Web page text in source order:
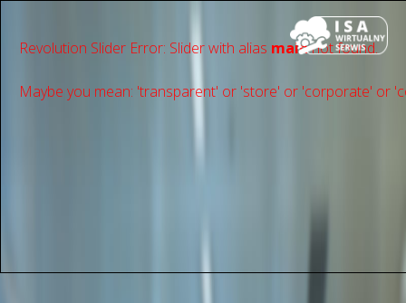
Revolution Slider Error: Slider with alias mainnot found.
Maybe you mean: 'transparent' or 'store' or 'сorporate' or